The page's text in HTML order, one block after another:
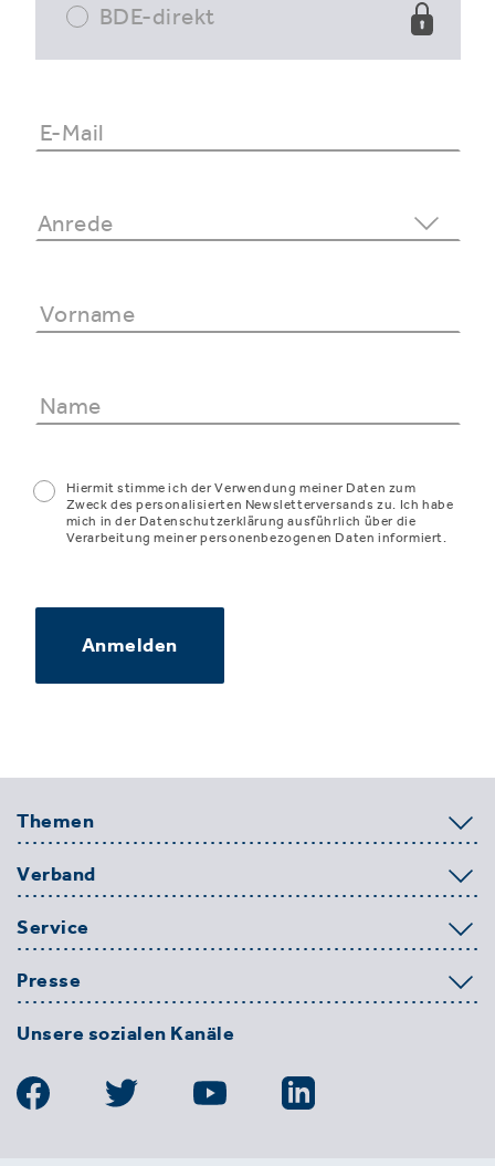
BDE-direkt
Hiermit stimme ich der Verwendung meiner Daten zum
Zweck des personalisierten Newsletterversands zu. Ich habe
mich in der Datenschutzerklärung ausführlich über die
Verarbeitung meiner personenbezogenen Daten informiert.
Anmelden
Themen
Verband
Service
Presse
Unsere sozialen Kanäle